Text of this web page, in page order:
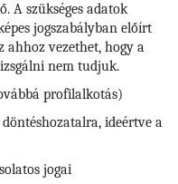
A szükséges adatok
jogszabályban előírt
ahhoz vezethet, hogy a
nem tudjuk.
profilalkotás)
ideértve a
jogai